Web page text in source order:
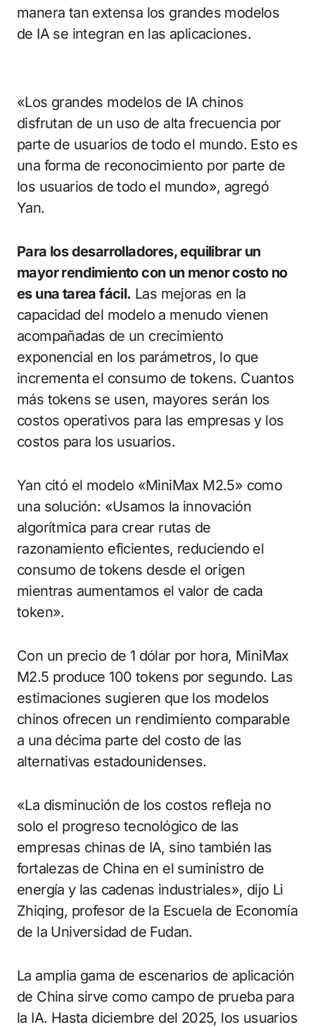
manera tan extensa los grandes modelos
de IA se integran en las aplicaciones.
«Los grandes modelos de IA chinos
disfrutan de un uso de alta frecuencia por
parte de usuarios de todo el mundo. Esto es
una forma de reconocimiento por parte de
los usuarios de todo el mundo», agregó
Yan.
Para los desarrolladores, equilibrar un
mayor rendimiento con un menor costo no
es una tarea fácil. Las mejoras en la
capacidad del modelo a menudo vienen
acompañadas de un crecimiento
exponencial en los parámetros, lo que
incrementa el consumo de tokens. Cuantos
más tokens se usen, mayores serán los
costos operativos para las empresas y los
costos para los usuarios.
Yan citó el modelo «MiniMax M2.5» como
una solución: «Usamos la innovación
algorítmica para crear rutas de
razonamiento eficientes, reduciendo el
consumo de tokens desde el origen
mientras aumentamos el valor de cada
token».
Con un precio de 1 dólar por hora, MiniMax
M2.5 produce 100 tokens por segundo. Las
estimaciones sugieren que los modelos
chinos ofrecen un rendimiento comparable
a una décima parte del costo de las
alternativas estadounidenses.
«La disminución de los costos refleja no
solo el progreso tecnológico de las
empresas chinas de IA, sino también las
fortalezas de China en el suministro de
energía y las cadenas industriales», dijo Li
Zhiqing, profesor de la Escuela de Economía
de la Universidad de Fudan.
La amplia gama de escenarios de aplicación
de China sirve como campo de prueba para
la IA. Hasta diciembre del 2025, los usuarios